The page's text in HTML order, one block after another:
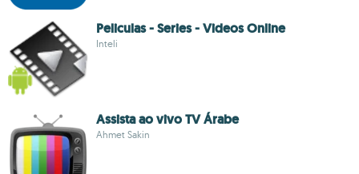
Peliculas - Series - Videos Online
Inteli
Assista ao vivo TV Árabe
Ahmet Sakin